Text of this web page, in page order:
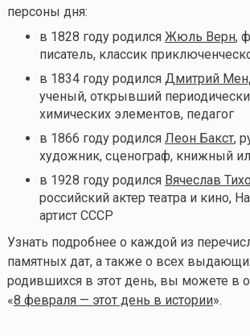
персоны дня:
в 1828 году родился Жюль Верн,
писатель, классик
в 1834 году родился Дмитрий
ученый, открывший
химических элементов, педагог
в 1866 году родился Леон Бакст,
художник, сценограф, книжный
в 1928 году родился Вячеслав
российский актер театра и кино,
артист СССР
Узнать подробнее о каждой из
памятных дат, а также о всех
родившихся в этот день, вы можете в
«8 февраля — этот день в истории».